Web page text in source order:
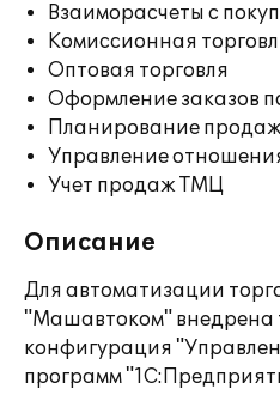
Взаиморасчеты с
Комиссионная
Оптовая торговля
Оформление заказов
Планирование
Управление
Учет продаж ТМЦ
Описание
Для автоматизации
"Машавтоком" внедрена
конфигурация
программ